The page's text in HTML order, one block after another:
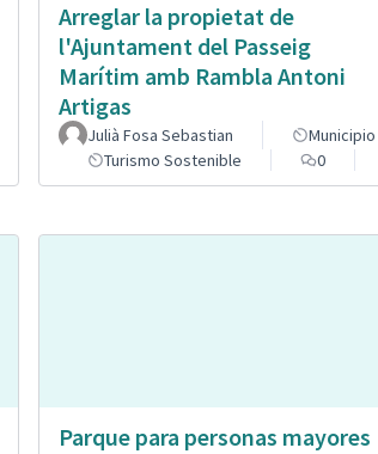
Arreglar la propietat de
l'Ajuntament del Passeig
Marítim amb Rambla Antoni
Artigas
Julià Fosa Sebastian
Municipio
Turismo Sostenible
0
Parque para personas mayores